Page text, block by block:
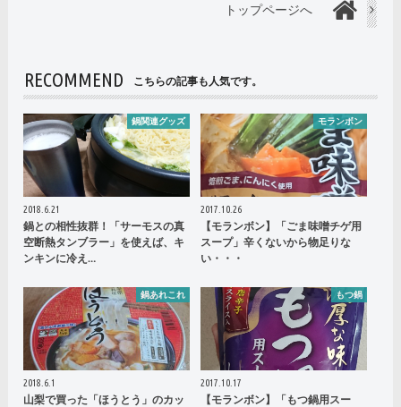
トップページへ
RECOMMEND こちらの記事も人気です。
鍋関連グッズ
2018.6.21
鍋との相性抜群！「サーモスの真
空断熱タンブラー」を使えば、キ
ンキンに冷え…
モランボン
2017.10.26
【モランボン】「ごま味噌チゲ用
スープ」辛くないから物足りな
い・・・
鍋あれこれ
2018.6.1
山梨で買った「ほうとう」のカッ
もつ鍋
2017.10.17
【モランボン】「もつ鍋用スー